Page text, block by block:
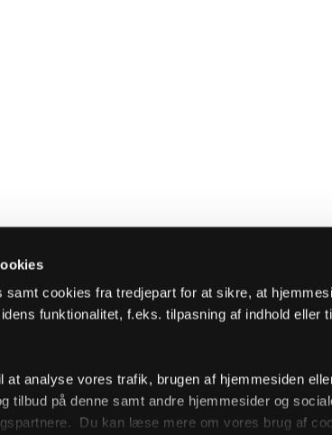
samt cookies fra tredjepart for at sikre, at
funktionalitet, f.eks. tilpasning af indhold eller
at analyse vores trafik, brugen af hjemmesiden
tilbud på denne samt andre hjemmesider og
Du kan læse mere om vores brug af